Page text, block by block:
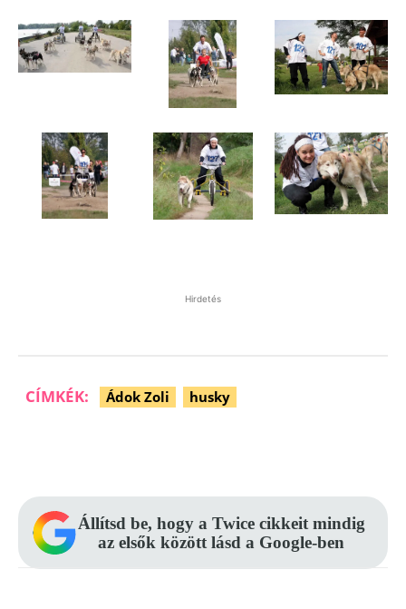
Hirdetés
CÍMKÉK: Ádok Zoli husky
Állítsd be, hogy a Twice cikkeit mindig
az elsők között lásd a Google-ben